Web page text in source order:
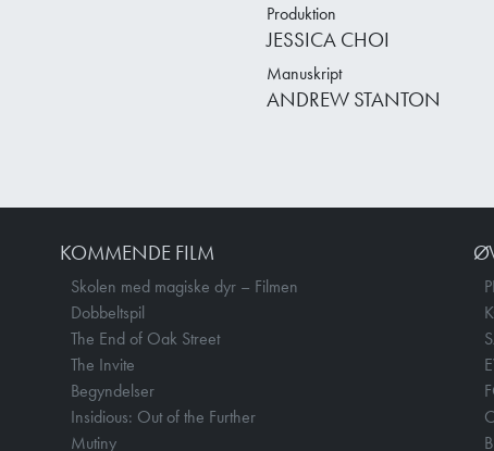
Produktion
JESSICA CHOI
Manuskript
ANDREW STANTON
KOMMENDE FILM
Skolen med magiske dyr – Filmen
Dobbeltspil
The End of Oak Street
The Invite
Begyndelser
Insidious: Out of the Further
Mutiny